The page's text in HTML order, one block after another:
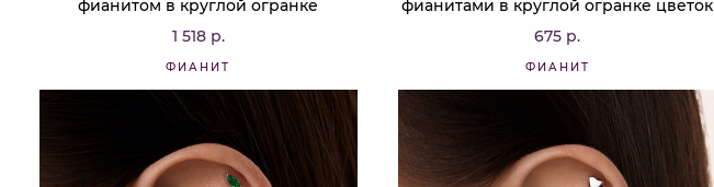
фианитом в круглой огранке
1 518 р.
ФИАНИТ
фианитами в круглой огранке цветок
675 р.
ФИАНИТ